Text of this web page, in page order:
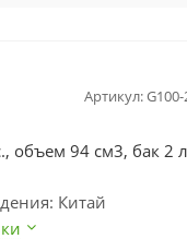
Артикул:
объем 94 см3, бак 2
Китай